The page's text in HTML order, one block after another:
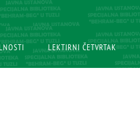
LEKTIRNI ČETVRTAK
LEKTIRNI ČETVRTAK